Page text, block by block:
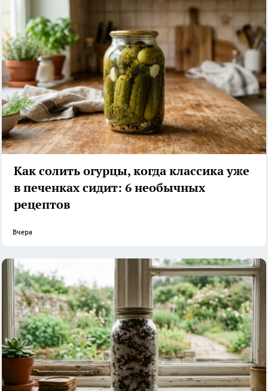
Как солить огурцы, когда классика уже
в печенках сидит: 6 необычных
рецептов
Вчера